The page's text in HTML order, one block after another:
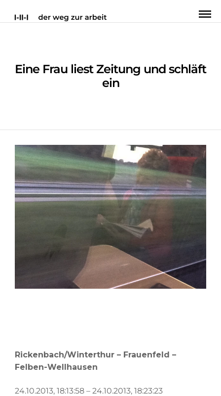
Eine Frau liest Zeitung und schläft
ein
Rickenbach/Winterthur – Frauenfeld –
Felben-Wellhausen
24.10.2013, 18:13:58 – 24.10.2013, 18:23:23